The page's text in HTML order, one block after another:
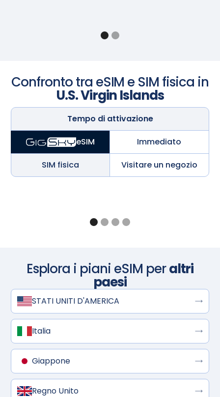
Confronto tra eSIM e SIM fisica in
U.S. Virgin Islands
Tempo di attivazione
eSIM Immediato
SIM fisica Visitare un negozio
Esplora i piani eSIM peraltri
paesi
STATI UNITI D'AMERICA
Italia
Giappone
Regno Unito